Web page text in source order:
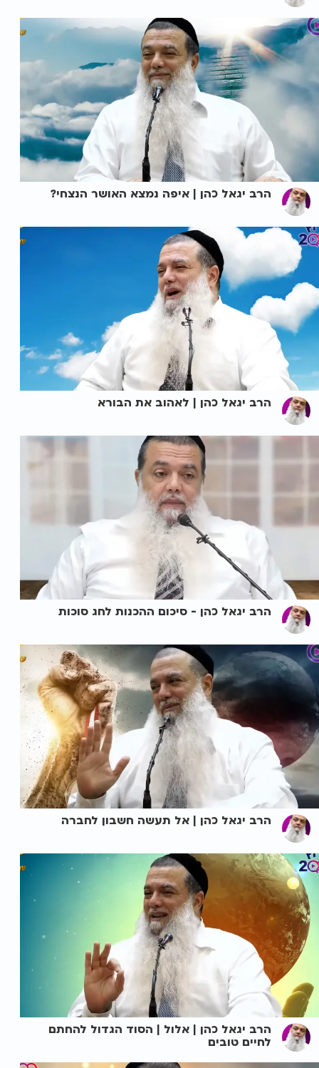
הרב יגאל כהן | איפה נמצא האושר הנצחי?
הרב יגאל כהן | לאהוב את הבורא
הרב יגאל כהן - סיכום ההכנות לחג סוכות
הרב יגאל כהן | אל תעשה חשבון לחברה
הרב יגאל כהן | אלול | הסוד הגדול להחתם
לחיים טובים